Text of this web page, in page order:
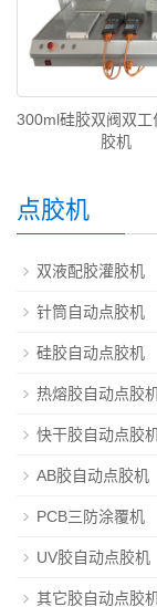
300ml硅胶双阀双工
胶机
点胶机
双液配胶灌胶机
针筒自动点胶机
硅胶自动点胶机
热熔胶自动点胶
快干胶自动点胶
AB胶自动点胶机
PCB三防涂覆机
UV胶自动点胶机
其它胶自动点胶